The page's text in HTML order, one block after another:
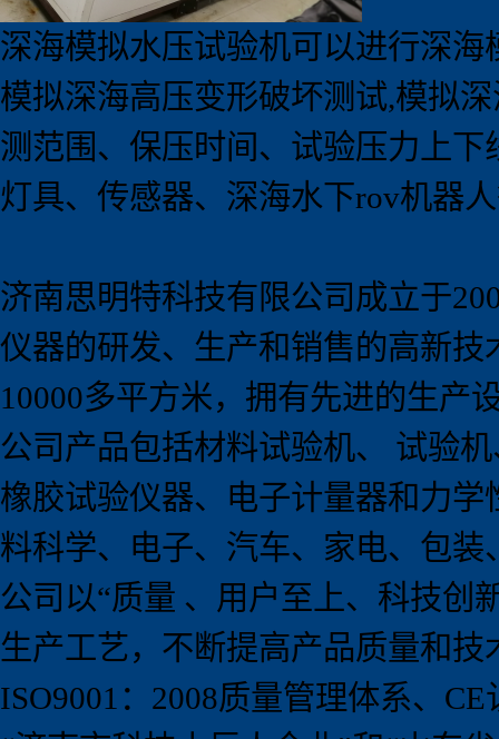
深海模拟水压试验机可以进行深海
模拟深海高压变形破坏测试,模拟
测范围、保压时间、试验压力上
灯具、传感器、深海水下rov机器
济南思明特科技有限公司成立于
仪器的研发、生产和销售的高新
10000多平方米，拥有先进的生产
公司产品包括材料试验机、 试验
橡胶试验仪器、电子计量器和力
料科学、电子、汽车、家电、包
公司以“质量 、用户至上、科技创
生产工艺，不断提高产品质量和
ISO9001 ： 2008质量管理体系、 CE